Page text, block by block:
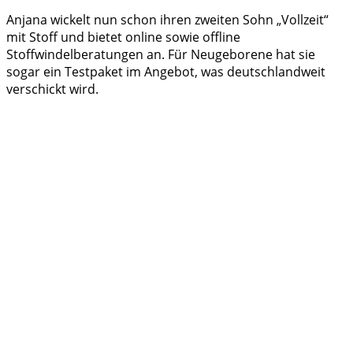
Anjana wickelt nun schon ihren zweiten Sohn „Vollzeit“
mit Stoff und bietet online sowie offline
Stoffwindelberatungen an. Für Neugeborene hat sie
sogar ein Testpaket im Angebot, was deutschlandweit
verschickt wird.